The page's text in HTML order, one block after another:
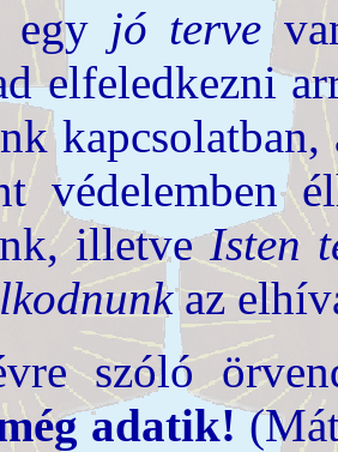
egy jó terve
elfeledkezni
védelemben
illetveIsten
az
szóló
adatik!